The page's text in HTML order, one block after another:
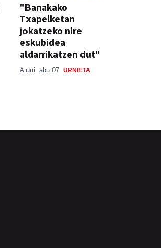
"Banakako
Txapelketan
jokatzeko nire
eskubidea
aldarrikatzen dut"
Aiurri abu 07 URNIETA